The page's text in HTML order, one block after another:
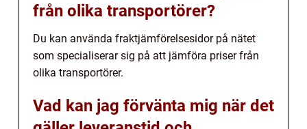
från olika transportörer?
Du kan använda fraktjämförelsesidor på nätet
som specialiserar sig på att jämföra priser från
olika transportörer.
Vad kan jag förvänta mig när det